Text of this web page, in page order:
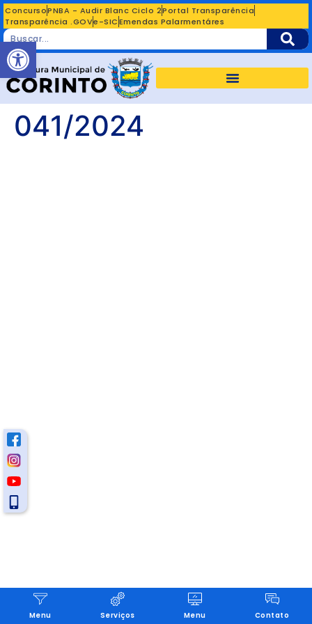
ConcursoPNBA - Audir Blanc Ciclo 2Portal Transparência
Transparência .GOVe-SICEmendas Palarmentáres
041/2024
Menu Serviços Menu Contato
Abrir a barra de ferramentas